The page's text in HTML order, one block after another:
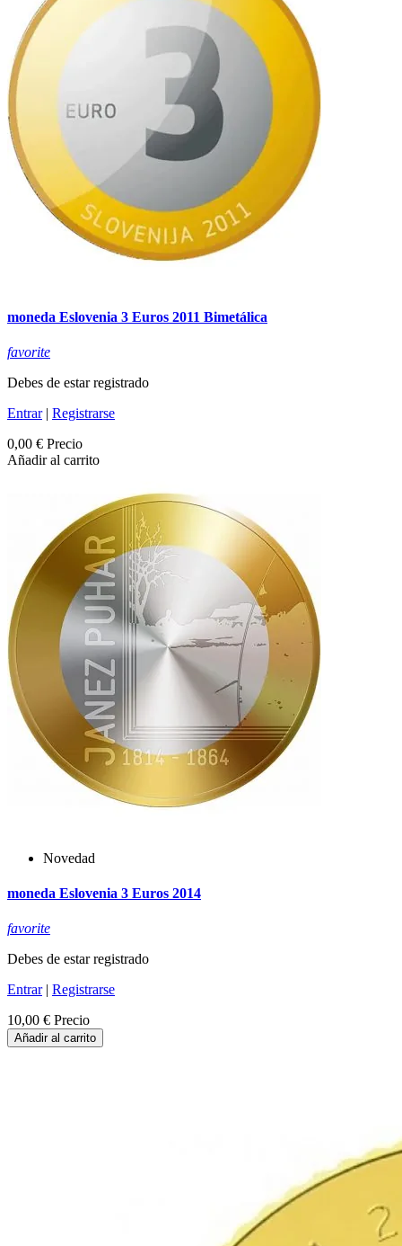
moneda Eslovenia 3 Euros 2011 Bimetálica
favorite
Debes de estar registrado
Entrar| Registrarse
0,00 € Precio
Añadir al carrito
Novedad
moneda Eslovenia 3 Euros 2014
favorite
Debes de estar registrado
Entrar| Registrarse
10,00 € Precio
Añadir al carrito